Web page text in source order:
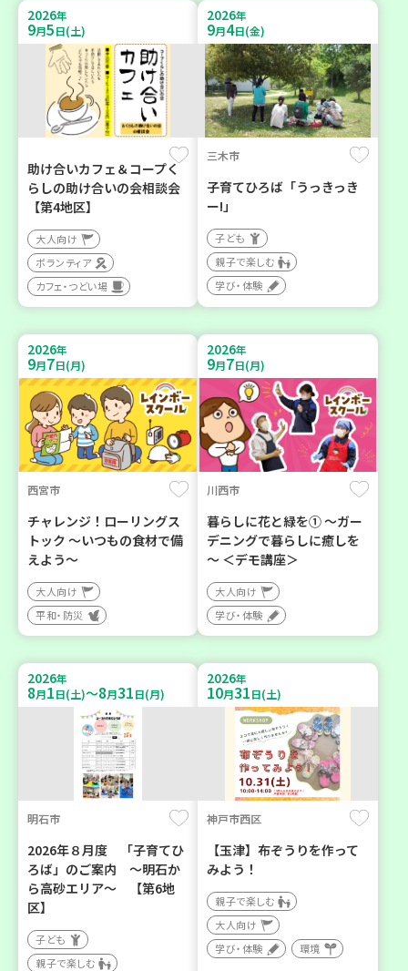
2026年
9月5日(土)
助け合いカフェ＆コープく
らしの助け合いの会相談会
【第4地区】
大人向け
ボランティア
カフェ・つどい場
2026年
9月4日(金)
三木市
子育てひろば「うっきっき
ー!」
子ども
親子で楽しむ
学び・体験
2026年
9月7日(月)
西宮市
チャレンジ！ローリングス
トック ～いつもの食材で備
えよう～
大人向け
平和・防災
2026年
9月7日(月)
川西市
暮らしに花と緑を① ～ガー
デニングで暮らしに癒しを
～ ＜デモ講座＞
大人向け
学び・体験
2026年
8月1日(土)～8月31日(月)
明石市
2026年８月度 「子育てひ
ろば」のご案内 ～明石か
ら高砂エリア～ 【第6地
区】
子ども
親子で楽しむ
2026年
10月31日(土)
神戸市西区
【玉津】布ぞうりを作って
みよう！
親子で楽しむ
大人向け
学び・体験
環境